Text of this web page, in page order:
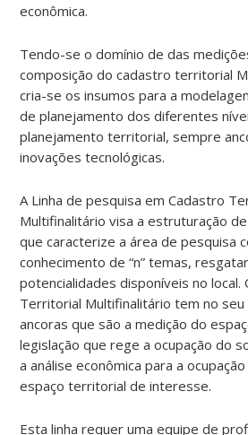
econômica.
Tendo-se o domínio de das
composição do cadastro territorial
cria-se os insumos para a
de planejamento dos diferentes
planejamento territorial, sempre
inovações tecnológicas.
A Linha de pesquisa em Cadastro
Multifinalitário visa a estruturação
que caracterize a área de pesquisa
conhecimento de “n” temas,
potencialidades disponíveis no local.
Territorial Multifinalitário tem no
ancoras que são a medição do
legislação que rege a ocupação do
a análise econômica para a
espaço territorial de interesse.
Esta linha requer uma equipe de